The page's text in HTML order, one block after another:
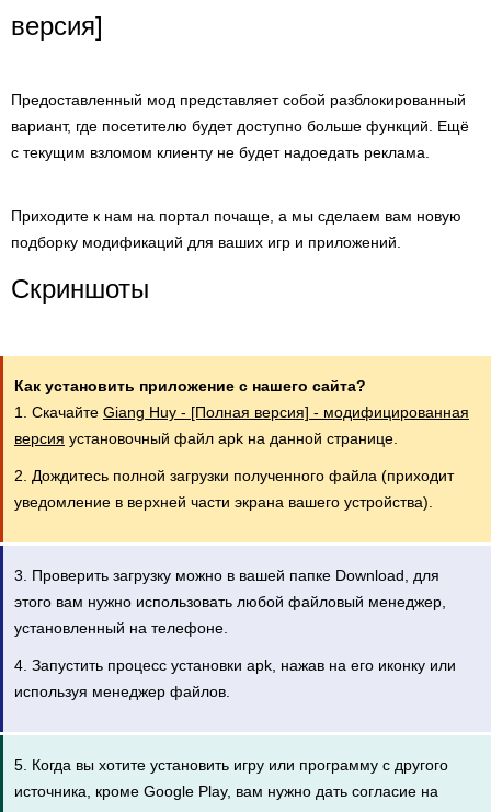
версия]
Предоставленный мод представляет собой разблокированный
вариант, где посетителю будет доступно больше функций. Ещё
с текущим взломом клиенту не будет надоедать реклама.
Приходите к нам на портал почаще, а мы сделаем вам новую
подборку модификаций для ваших игр и приложений.
Скриншоты
Как установить приложение с нашего сайта?
1. Скачайте Giang Huy - [Полная версия] - модифицированная
версия установочный файл apk на данной странице.
2. Дождитесь полной загрузки полученного файла (приходит
уведомление в верхней части экрана вашего устройства).
3. Проверить загрузку можно в вашей папке Download, для
этого вам нужно использовать любой файловый менеджер,
установленный на телефоне.
4. Запустить процесс установки apk, нажав на его иконку или
используя менеджер файлов.
5. Когда вы хотите установить игру или программу с другого
источника, кроме Google Play, вам нужно дать согласие на